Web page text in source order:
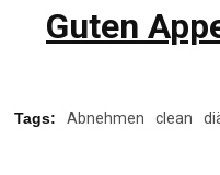
Guten
Tags: Abnehmen clean